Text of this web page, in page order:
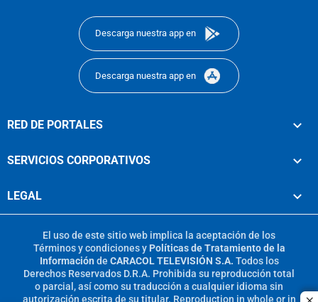
Descarga nuestra app en
Descarga nuestra app en
RED DE PORTALES
SERVICIOS CORPORATIVOS
LEGAL
El uso de este sitio web implica la aceptación de los
Términos y condicionesy Políticas de Tratamiento de la
Información de CARACOL TELEVISIÓN S.A. Todos los
Derechos Reservados D.R.A. Prohibida su reproducción total
o parcial, así como su traducción a cualquier idioma sin
autorización escrita de su titular. Reproduction in whole or in